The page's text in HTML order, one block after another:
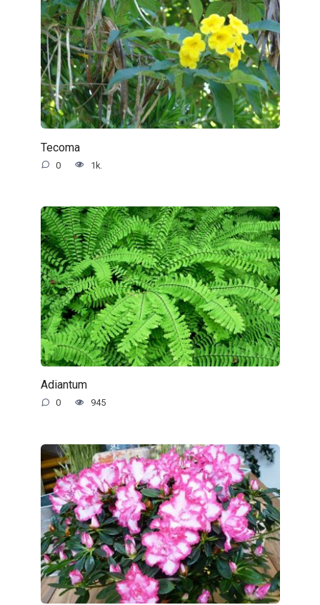
Tecoma
0 1k.
Adiantum
0 945